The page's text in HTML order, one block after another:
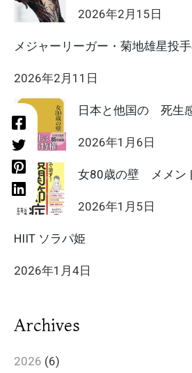
2026年2月15日
メジャーリーガー・菊地雄星投
2026年2月11日
日本と他国の 死生
2026年1月6日
女80歳の壁 メメン
2026年1月5日
HIIT ソラパ姫
2026年1月4日
Archives
2026 (6)